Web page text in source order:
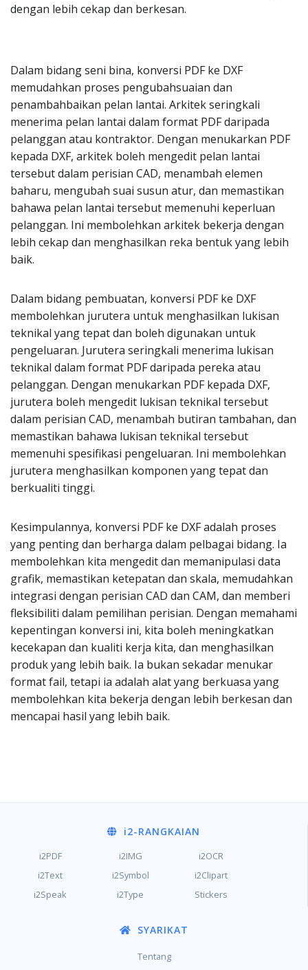
dengan lebih cekap dan berkesan.
Dalam bidang seni bina, konversi PDF ke DXF
memudahkan proses pengubahsuaian dan
penambahbaikan pelan lantai. Arkitek seringkali
menerima pelan lantai dalam format PDF daripada
pelanggan atau kontraktor. Dengan menukarkan PDF
kepada DXF, arkitek boleh mengedit pelan lantai
tersebut dalam perisian CAD, menambah elemen
baharu, mengubah suai susun atur, dan memastikan
bahawa pelan lantai tersebut memenuhi keperluan
pelanggan. Ini membolehkan arkitek bekerja dengan
lebih cekap dan menghasilkan reka bentuk yang lebih
baik.
Dalam bidang pembuatan, konversi PDF ke DXF
membolehkan jurutera untuk menghasilkan lukisan
teknikal yang tepat dan boleh digunakan untuk
pengeluaran. Jurutera seringkali menerima lukisan
teknikal dalam format PDF daripada pereka atau
pelanggan. Dengan menukarkan PDF kepada DXF,
jurutera boleh mengedit lukisan teknikal tersebut
dalam perisian CAD, menambah butiran tambahan, dan
memastikan bahawa lukisan teknikal tersebut
memenuhi spesifikasi pengeluaran. Ini membolehkan
jurutera menghasilkan komponen yang tepat dan
berkualiti tinggi.
Kesimpulannya, konversi PDF ke DXF adalah proses
yang penting dan berharga dalam pelbagai bidang. Ia
membolehkan kita mengedit dan memanipulasi data
grafik, memastikan ketepatan dan skala, memudahkan
integrasi dengan perisian CAD dan CAM, dan memberi
fleksibiliti dalam pemilihan perisian. Dengan memahami
kepentingan konversi ini, kita boleh meningkatkan
kecekapan dan kualiti kerja kita, dan menghasilkan
produk yang lebih baik. Ia bukan sekadar menukar
format fail, tetapi ia adalah alat yang berkuasa yang
membolehkan kita bekerja dengan lebih berkesan dan
mencapai hasil yang lebih baik.
i2-RANGKAIAN
i2PDF i2IMG
i2OCR
i2Text
i2Symbol
i2Clipart
i2Speak
i2Type Stickers
SYARIKAT
Tentang